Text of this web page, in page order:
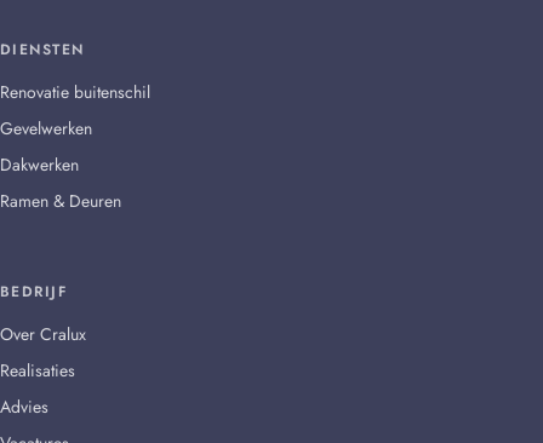
DIENSTEN
Renovatie buitenschil
Gevelwerken
Dakwerken
Ramen & Deuren
BEDRIJF
Over Cralux
Realisaties
Advies